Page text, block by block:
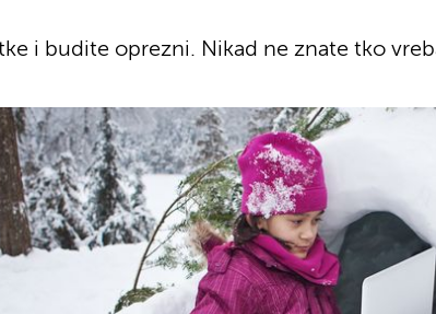
i budite oprezni. Nikad ne znate tko